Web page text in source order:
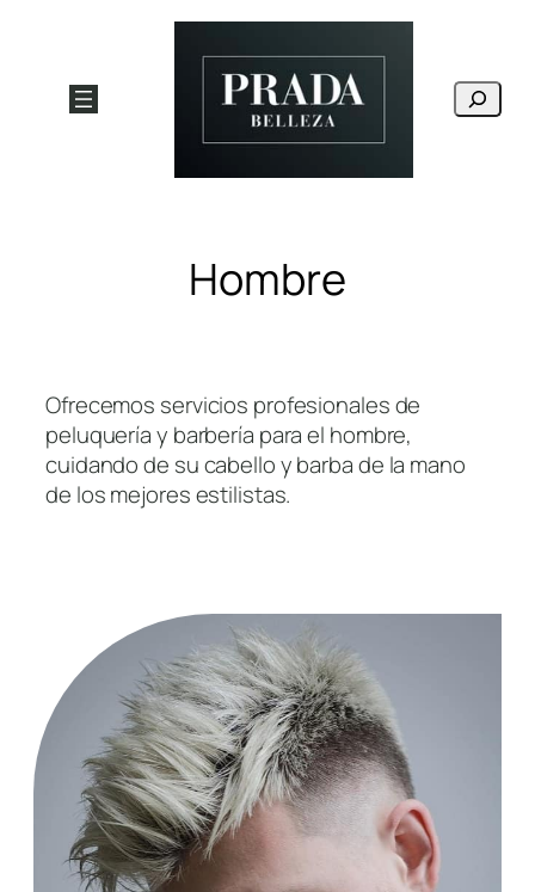
contenido
Buscar
Hombre
Ofrecemos servicios profesionales de
peluquería y barbería para el hombre,
cuidando de su cabello y barba de la mano
de los mejores estilistas.